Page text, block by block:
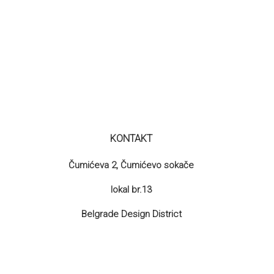
KONTAKT
Čumićeva 2, Čumićevo sokače
lokal br.13
Belgrade Design District